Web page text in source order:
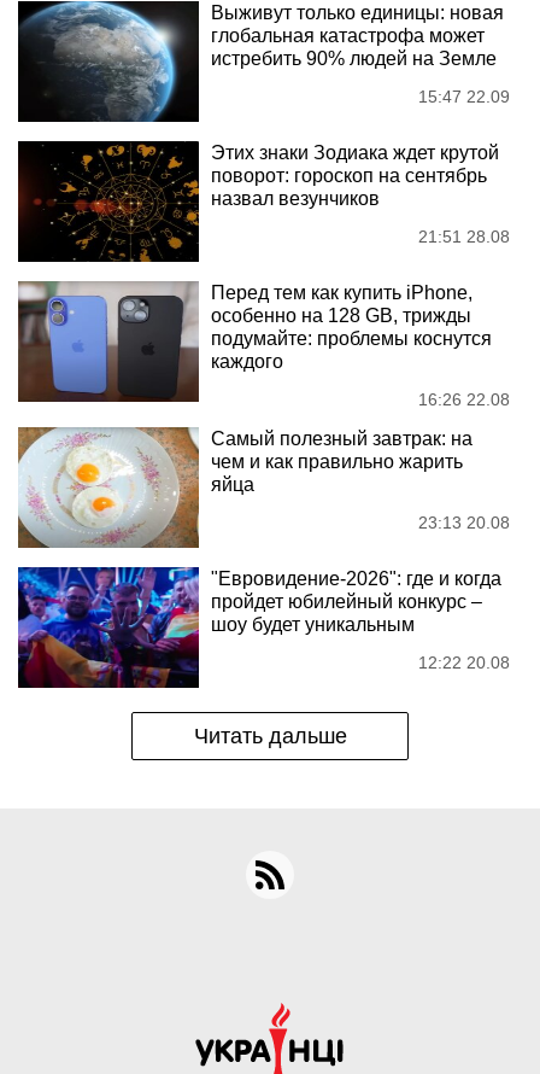
Выживут только единицы: новая
глобальная катастрофа может
истребить 90% людей на Земле
15:47 22.09
Этих знаки Зодиака ждет крутой
поворот: гороскоп на сентябрь
назвал везунчиков
21:51 28.08
Перед тем как купить iPhone,
особенно на 128 GB, трижды
подумайте: проблемы коснутся
каждого
16:26 22.08
Самый полезный завтрак: на
чем и как правильно жарить
яйца
23:13 20.08
"Евровидение-2026": где и когда
пройдет юбилейный конкурс –
шоу будет уникальным
12:22 20.08
Читать дальше